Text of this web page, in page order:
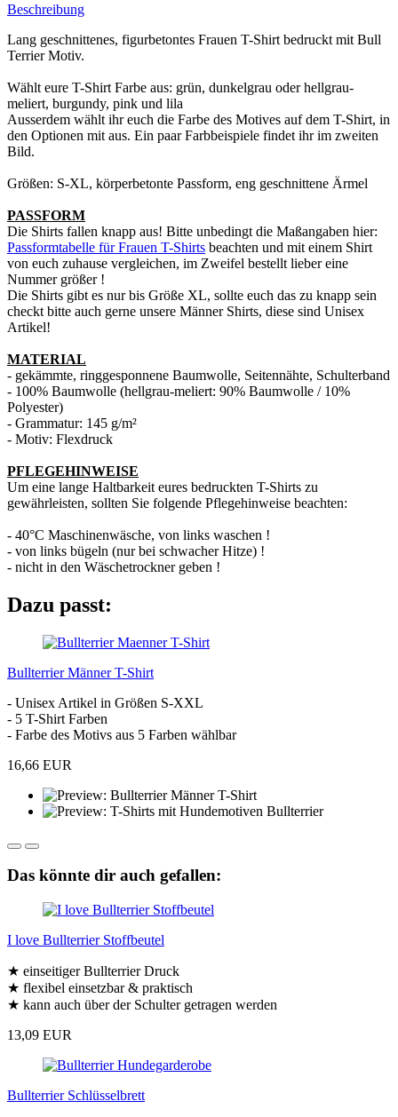
Beschreibung
Lang geschnittenes, figurbetontes Frauen T-Shirt bedruckt mit Bull
Terrier Motiv.
Wählt eure T-Shirt Farbe aus: grün, dunkelgrau oder hellgrau-
meliert, burgundy, pink und lila
Ausserdem wählt ihr euch die Farbe des Motives auf dem T-Shirt, in
den Optionen mit aus. Ein paar Farbbeispiele findet ihr im zweiten
Bild.
Größen: S-XL, körperbetonte Passform, eng geschnittene Ärmel
PASSFORM
Die Shirts fallen knapp aus! Bitte unbedingt die Maßangaben hier:
Passformtabelle für Frauen T-Shirts beachten und mit einem Shirt
von euch zuhause vergleichen, im Zweifel bestellt lieber eine
Nummer größer !
Die Shirts gibt es nur bis Größe XL, sollte euch das zu knapp sein
checkt bitte auch gerne unsere Männer Shirts, diese sind Unisex
Artikel!
MATERIAL
- gekämmte, ringgesponnene Baumwolle, Seitennähte, Schulterband
- 100% Baumwolle (hellgrau-meliert: 90% Baumwolle / 10%
Polyester)
- Grammatur: 145 g/m²
- Motiv: Flexdruck
PFLEGEHINWEISE
Um eine lange Haltbarkeit eures bedruckten T-Shirts zu
gewährleisten, sollten Sie folgende Pflegehinweise beachten:
- 40°C Maschinenwäsche, von links waschen !
- von links bügeln (nur bei schwacher Hitze) !
- nicht in den Wäschetrockner geben !
Dazu passt:
Bullterrier Männer T-Shirt
- Unisex Artikel in Größen S-XXL
- 5 T-Shirt Farben
- Farbe des Motivs aus 5 Farben wählbar
16,66 EUR
Das könnte dir auch gefallen:
I love Bullterrier Stoffbeutel
★ einseitiger Bullterrier Druck
★ flexibel einsetzbar & praktisch
★ kann auch über der Schulter getragen werden
13,09 EUR
Bullterrier Schlüsselbrett